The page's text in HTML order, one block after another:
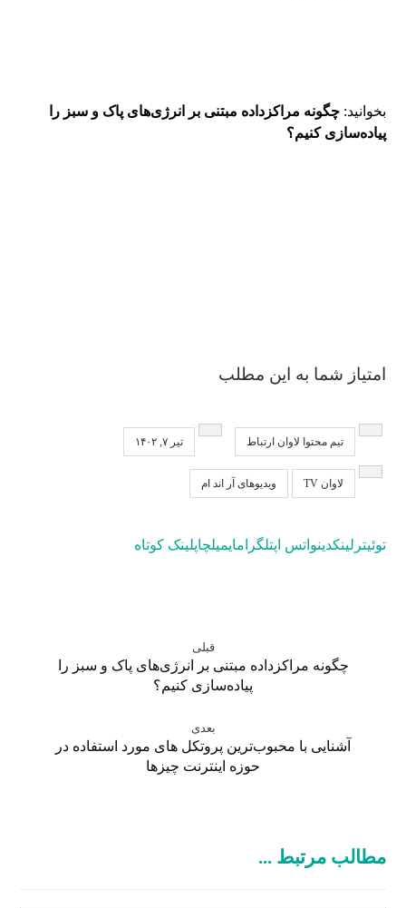
بخوانید: چگونه مراکزداده‌ مبتنی بر انرژی‌های پاک و سبز را
پیاده‌سازی کنیم؟
امتیاز شما به این مطلب
تیم محتوا لاوان ارتباط تیر ۷, ۱۴۰۲
لاوان TV ویدیو‌های آر اند ام
توئیتر لینکدینواتس اپتلگرامایمیلچاپلینک کوتاه
قبلی
چگونه مراکزداده‌ مبتنی بر انرژی‌های پاک و سبز را
پیاده‌سازی کنیم؟
بعدی
آشنایی با محبوب‌ترین پروتکل‌ های مورد استفاده در
حوزه اینترنت چیزها
مطالب مرتبط ...